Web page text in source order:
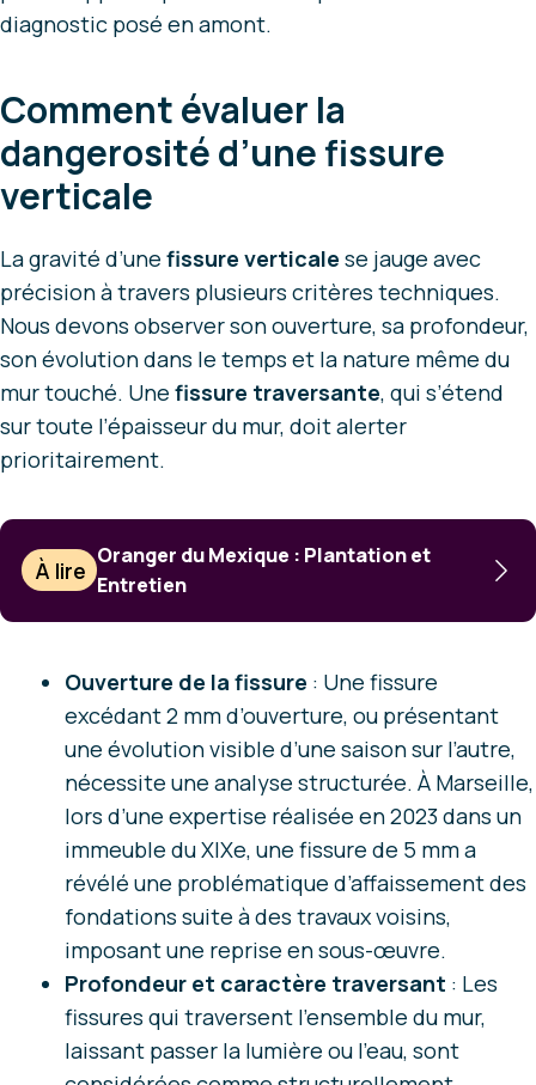
diagnostic posé en amont.
Comment évaluer la
dangerosité d’une fissure
verticale
La gravité d’une fissure verticale se jauge avec
précision à travers plusieurs critères techniques.
Nous devons observer son ouverture, sa profondeur,
son évolution dans le temps et la nature même du
mur touché. Une fissure traversante, qui s’étend
sur toute l’épaisseur du mur, doit alerter
prioritairement.
À lire
Oranger du Mexique : Plantation et
Entretien
Ouverture de la fissure : Une fissure
excédant 2 mm d’ouverture, ou présentant
une évolution visible d’une saison sur l’autre,
nécessite une analyse structurée. À Marseille,
lors d’une expertise réalisée en 2023 dans un
immeuble du XIXe, une fissure de 5 mm a
révélé une problématique d’affaissement des
fondations suite à des travaux voisins,
imposant une reprise en sous-œuvre.
Profondeur et caractère traversant : Les
fissures qui traversent l’ensemble du mur,
laissant passer la lumière ou l’eau, sont